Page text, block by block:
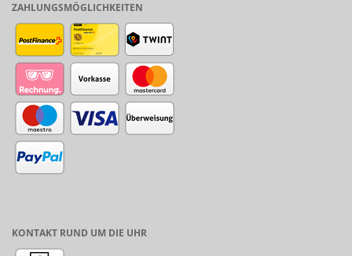
ZAHLUNGSMÖGLICHKEITEN
KONTAKT RUND UM DIE UHR